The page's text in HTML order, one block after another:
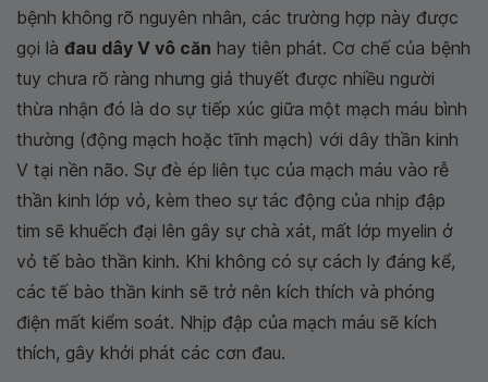
bệnh không rõ nguyên nhân, các trường hợp này được
gọi là đau dây V vô căn hay tiên phát. Cơ chế của bệnh
tuy chưa rõ ràng nhưng giả thuyết được nhiều người
thừa nhận đó là do sự tiếp xúc giữa một mạch máu bình
thường (động mạch hoặc tĩnh mạch) với dây thần kinh
V tại nền não. Sự đè ép liên tục của mạch máu vào rễ
thần kinh lớp vỏ, kèm theo sự tác động của nhịp đập
tim sẽ khuếch đại lên gây sự chà xát, mất lớp myelin ở
vỏ tế bào thần kinh. Khi không có sự cách ly đáng kể,
các tế bào thần kinh sẽ trở nên kích thích và phóng
điện mất kiểm soát. Nhịp đập của mạch máu sẽ kích
thích, gây khởi phát các cơn đau.